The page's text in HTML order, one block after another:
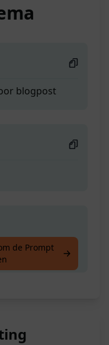
blogpost
blogpost
de Prompt